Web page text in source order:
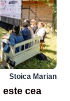
Stoica Marian
este cea